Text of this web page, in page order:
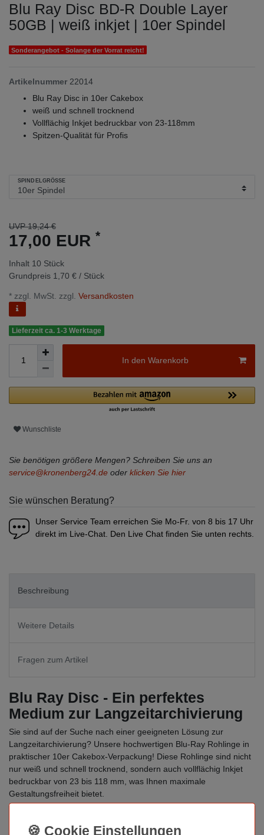
Blu Ray Disc BD-R Double Layer
50GB | weiß inkjet | 10er Spindel
Sonderangebot - Solange der Vorrat reicht!
Artikelnummer 22014
Blu Ray Disc in 10er Cakebox
weiß und schnell trocknend
Vollflächig Inkjet bedruckbar von 23-118mm
Spitzen-Qualität für Profis
SPINDELGRÖSSE
UVP 19,24 €
17,00 EUR *
Inhalt 10 Stück
Grundpreis 1,70 € / Stück
* zzgl. MwSt. zzgl. Versandkosten
Lieferzeit ca. 1-3 Werktage
In den Warenkorb
Wunschliste
Sie benötigen größere Mengen? Schreiben Sie uns an
service@kronenberg24.de oder klicken Sie hier
Sie wünschen Beratung?
Unser Service Team erreichen Sie Mo-Fr. von 8 bis 17 Uhr
direkt im Live-Chat. Den Live Chat finden Sie unten rechts.
Beschreibung
Weitere Details
Fragen zum Artikel
Blu Ray Disc - Ein perfektes
Medium zur Langzeitarchivierung
Sie sind auf der Suche nach einer geeigneten Lösung zur
Langzeitarchivierung? Unsere hochwertigen Blu-Ray Rohlinge in
praktischer 10er Cakebox-Verpackung! Diese Rohlinge sind nicht
nur weiß und schnell trocknend, sondern auch vollflächig Inkjet
bedruckbar von 23 bis 118 mm, was Ihnen maximale
Gestaltungsfreiheit bietet.
Rohlinge ideal für die Langzeitarchivierung geeignet. Blu-Ray